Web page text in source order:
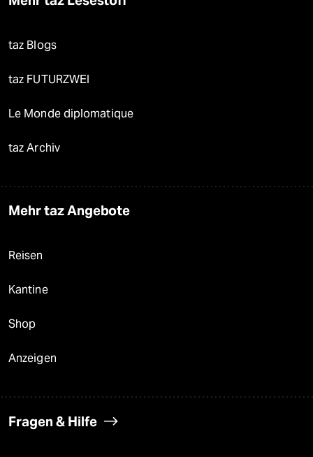
taz Blogs
taz FUTURZWEI
Le Monde diplomatique
taz Archiv
Mehr taz Angebote
Reisen
Kantine
Shop
Anzeigen
Fragen & Hilfe